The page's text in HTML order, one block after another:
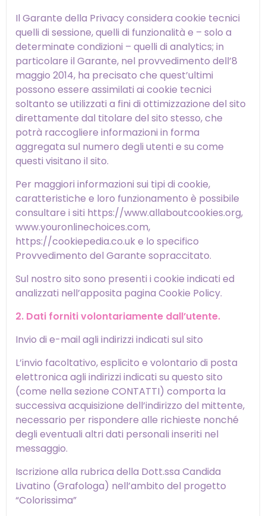
Il Garante della Privacy considera cookie tecnici
quelli di sessione, quelli di funzionalità e – solo a
determinate condizioni – quelli di analytics; in
particolare il Garante, nel provvedimento dell’8
maggio 2014, ha precisato che quest’ultimi
possono essere assimilati ai cookie tecnici
soltanto se utilizzati a fini di ottimizzazione del sito
direttamente dal titolare del sito stesso, che
potrà raccogliere informazioni in forma
aggregata sul numero degli utenti e su come
questi visitano il sito.
Per maggiori informazioni sui tipi di cookie,
caratteristiche e loro funzionamento è possibile
consultare i siti https://www.allaboutcookies.org,
www.youronlinechoices.com,
https://cookiepedia.co.uk e lo specifico
Provvedimento del Garante sopraccitato.
Sul nostro sito sono presenti i cookie indicati ed
analizzati nell’apposita pagina Cookie Policy.
2. Dati forniti volontariamente dall’utente.
Invio di e-mail agli indirizzi indicati sul sito
L’invio facoltativo, esplicito e volontario di posta
elettronica agli indirizzi indicati su questo sito
(come nella sezione CONTATTI) comporta la
successiva acquisizione dell’indirizzo del mittente,
necessario per rispondere alle richieste nonché
degli eventuali altri dati personali inseriti nel
messaggio.
Iscrizione alla rubrica della Dott.ssa Candida
Livatino (Grafologa) nell’ambito del progetto
“Colorissima”